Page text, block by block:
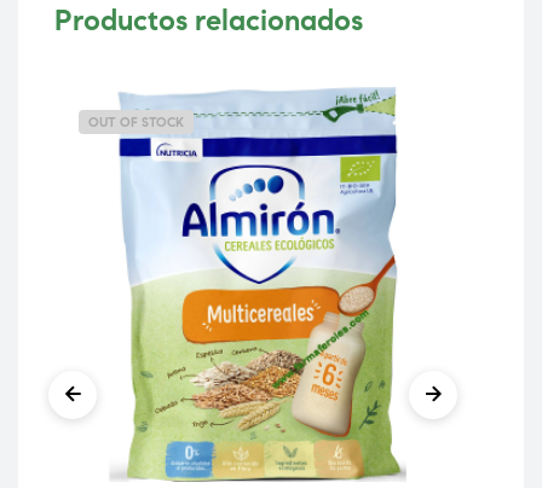
Productos relacionados
OUT OF STOCK